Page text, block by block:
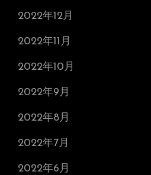
2022年12月
2022年11月
2022年10月
2022年9月
2022年8月
2022年7月
2022年6月